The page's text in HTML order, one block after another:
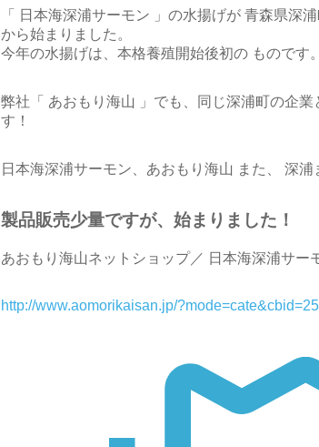
「 日本海深浦サーモン 」の水揚げが 青森県深
から始まりました。
今年の水揚げは、本格養殖開始後初の ものです。
弊社「 あおもり海山 」でも、同じ深浦町の企
す！
日本海深浦サーモン、あおもり海山 また、 深
製品販売少量ですが、始まりました！
あおもり海山ネットショップ／ 日本海深浦サー
http://www.aomorikaisan.jp/